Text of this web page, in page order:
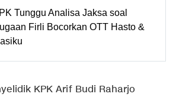
Tunggu Analisa Jaksa soal
Firli Bocorkan OTT Hasto &
KPK Arif Budi Raharjo